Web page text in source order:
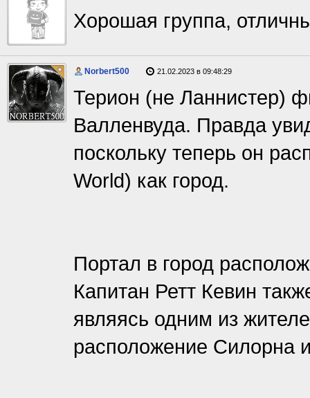
Хорошая группа,
Norbert500 21.02.2023 в 09:48:29
Терион (не Ланнистер)
Валленвуда. Правда
поскольку теперь он
World) как город.
Портал в город
Капитан Ретт Кевин
являясь одним из
расположение Силорна